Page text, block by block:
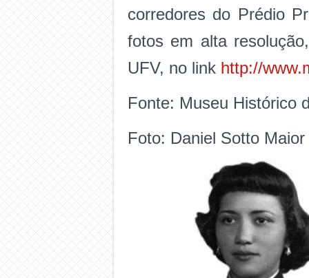
corredores do Prédio
fotos em alta
UFV, no link http://
Fonte: Museu Histórico
Foto: Daniel Sotto Maior